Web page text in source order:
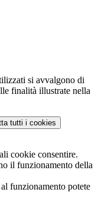
si avvalgono di
finalità illustrate nella
tutti i cookies
cookie consentire.
il funzionamento della
funzionamento potete